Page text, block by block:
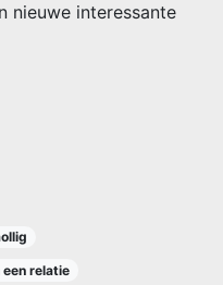
nieuwe interessante
een relatie